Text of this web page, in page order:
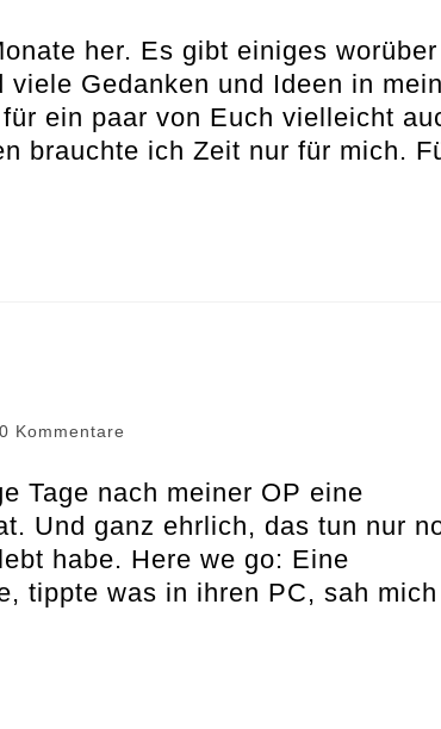
her. Es gibt einiges
Gedanken und Ideen in
ein paar von Euch vielleicht
brauchte ich Zeit nur für mich.
0 Kommentare
Tage nach meiner OP eine
Und ganz ehrlich, das tun nur
habe. Here we go: Eine
tippte was in ihren PC, sah mich